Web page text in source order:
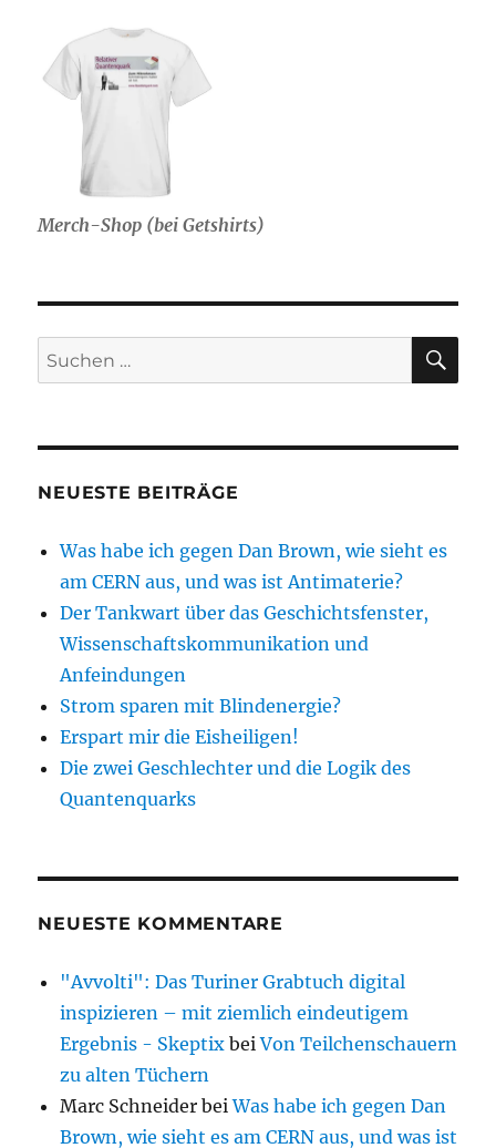
Merch-Shop (bei Getshirts)
Suche
nach:
NEUESTE BEITRÄGE
Was habe ich gegen Dan Brown, wie sieht es
am CERN aus, und was ist Antimaterie?
Der Tankwart über das Geschichtsfenster,
Wissenschaftskommunikation und
Anfeindungen
Strom sparen mit Blindenergie?
Erspart mir die Eisheiligen!
Die zwei Geschlechter und die Logik des
Quantenquarks
NEUESTE KOMMENTARE
"Avvolti": Das Turiner Grabtuch digital
inspizieren – mit ziemlich eindeutigem
Ergebnis - Skeptix beiVon Teilchenschauern
zu alten Tüchern
Marc Schneider beiWas habe ich gegen Dan
Brown, wie sieht es am CERN aus, und was ist